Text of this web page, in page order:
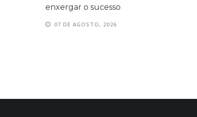
enxergar o sucesso
07 DE AGOSTO, 2026